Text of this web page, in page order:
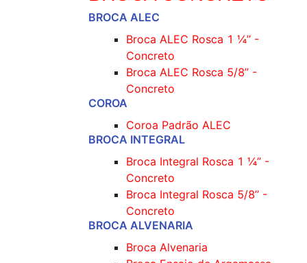
BROCA ALEC
Broca ALEC Rosca 1 ¼’’ -
Concreto
Broca ALEC Rosca 5/8’’ -
Concreto
COROA
Coroa Padrão ALEC
BROCA INTEGRAL
Broca Integral Rosca 1 ¼’’ -
Concreto
Broca Integral Rosca 5/8’’ -
Concreto
BROCA ALVENARIA
Broca Alvenaria